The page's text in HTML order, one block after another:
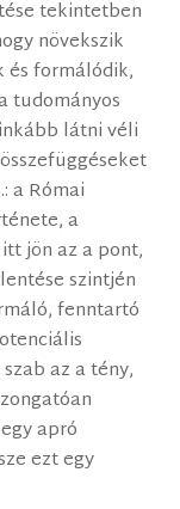
tekintetben
növekszik
és formálódik,
tudományos
látni véli
a Római
a
jön az a pont,
szintjén
fenntartó
az a tény,
apró
ezt egy